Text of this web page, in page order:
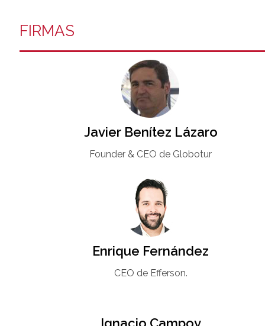
FIRMAS
Javier Benítez Lázaro
Founder & CEO de Globotur​
Enrique Fernández
CEO de Efferson.